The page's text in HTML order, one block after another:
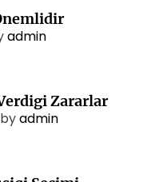
admin
Zararlar
byadmin